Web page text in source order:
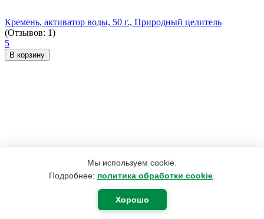
Мы используем cookie.
Подробнее: политика обработки cookie
Хорошо
Кремень, активатор воды, 50 г., Природный целитель
(Отзывов: 1)
5
В корзину